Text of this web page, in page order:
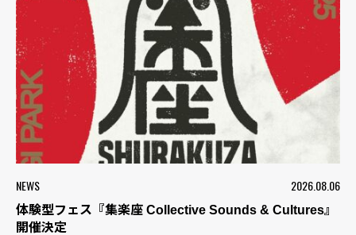
NEWS 2026.08.06
体験型フェス『集楽座 Collective Sounds & Cultures』
開催決定